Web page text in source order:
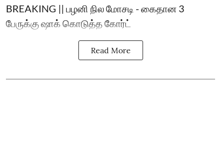
BREAKING || பழனி நில மோசடி - கைதான 3
பேருக்கு ஷாக் கொடுத்த கோர்ட்
Read More